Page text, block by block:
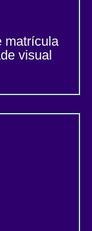
matrícula
visual